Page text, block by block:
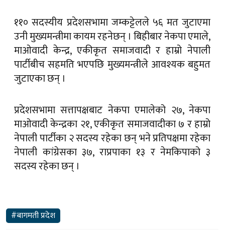
११० सदस्यीय प्रदेशसभामा जम्कट्टेलले ५६ मत जुटाएमा
उनी मुख्यमन्त्रीमा कायम रहनेछन् । बिहीबार नेकपा एमाले,
माओवादी केन्द्र, एकीकृत समाजवादी र हाम्रो नेपाली
पार्टीबीच सहमति भएपछि मुख्यमन्त्रीले आवश्यक बहुमत
जुटाएका छन् ।
प्रदेशसभामा सत्तापक्षबाट नेकपा एमालेको २७, नेकपा
माओवादी केन्द्रका २१, एकीकृत समाजवादीका ७ र हाम्रो
नेपाली पार्टीका २ सदस्य रहेका छन् भने प्रतिपक्षमा रहेका
नेपाली कांग्रेसका ३७, राप्रपाका १३ र नेमकिपाको ३
सदस्य रहेका छन् ।
#बागमती प्रदेश